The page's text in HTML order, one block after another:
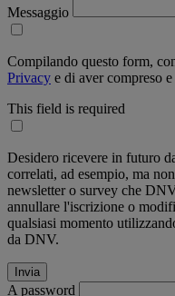
Messaggio
Compilando questo form,
Privacy e di aver compreso
This field is required
Desidero ricevere in futuro
correlati, ad esempio, ma
newsletter o survey che
annullare l'iscrizione o
qualsiasi momento
da DNV.
A password